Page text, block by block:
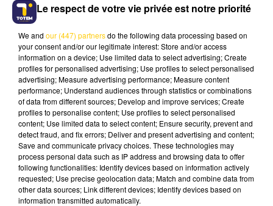
Lecture (7 min 10 sec)
22 décembre 2025 - 7 min 10 sec
L'INFO DU CANTAL 22/12/25 À 12H01
Ecoutez sur Totem l'information dans le Cantal,
le pays de Brioude et Issoire avec les reportages
de nos journalistes sur le terrain .
Le respect de votre vie privée est notre priorité
We and our (447) partnersdo the following data processing based on
your consent and/or our legitimate interest: Store and/or access
information on a device; Use limited data to select advertising; Create
profiles for personalised advertising; Use profiles to select personalised
advertising; Measure advertising performance; Measure content
performance; Understand audiences through statistics or combinations
of data from different sources; Develop and improve services; Create
profiles to personalise content; Use profiles to select personalised
content; Use limited data to select content; Ensure security, prevent and
detect fraud, and fix errors; Deliver and present advertising and content;
Save and communicate privacy choices. These technologies may
process personal data such as IP address and browsing data to offer
following functionalities: Identify devices based on information actively
requested; Use precise geolocation data; Match and combine data from
other data sources; Link different devices; Identify devices based on
information transmitted automatically.